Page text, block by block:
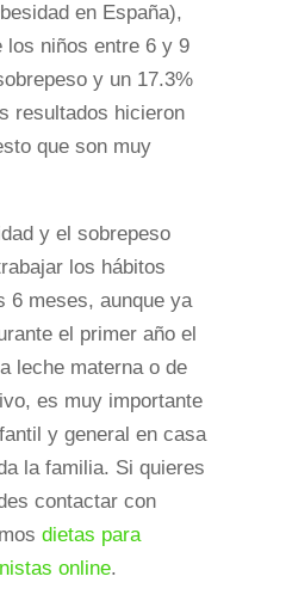
en España),
los niños entre 6 y 9
y un 17.3%
resultados hicieron
que son muy
y el sobrepeso
los hábitos
6 meses, aunque ya
el primer año el
leche materna o de
es muy importante
y general en casa
la familia. Si quieres
contactar con
dietas para
online.